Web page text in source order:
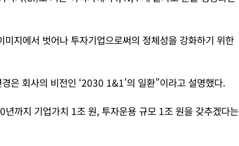
미지에서 벗어나 투자기업으로써의 정체성을 강화하기 위한
은 회사의 비전인 ‘2030 1&1’의 일환”이라고 설명했다.
까지 기업가치 1조 원, 투자운용 규모 1조 원을 갖추겠다는